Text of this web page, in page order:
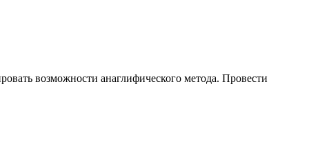
возможности анаглифического метода. Провести